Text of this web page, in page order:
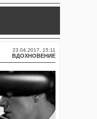
23.04.2017, 15:11
ВДОХНОВЕНИЕ